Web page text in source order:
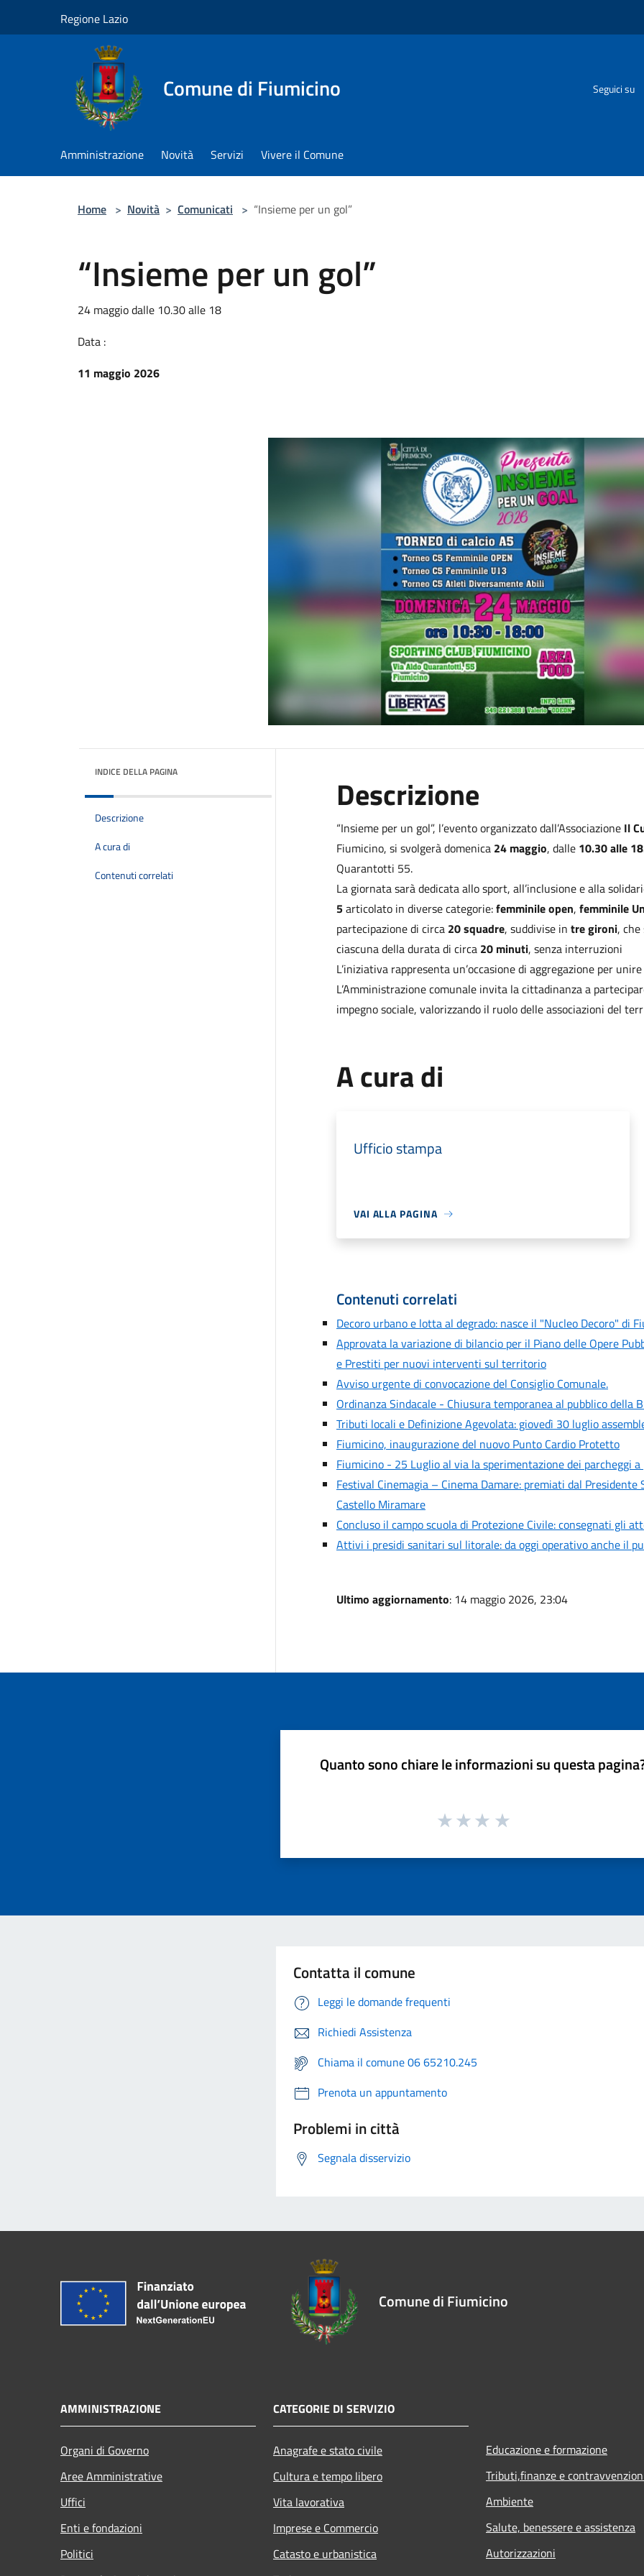
Regione Lazio
Comune di Fiumicino Seguici su
Amministrazione Novità Servizi Vivere il Comune
Home > Novità > Comunicati > “Insieme per un gol”
“Insieme per un gol”
24 maggio dalle 10.30 alle 18
Data :
11 maggio 2026
INDICE DELLA PAGINA
Descrizione
A cura di
Contenuti correlati
Descrizione
“Insieme per un gol”, l’evento organizzato dall’Associazione Il
Fiumicino, si svolgerà domenica 24 maggio, dalle 10.30 alle
Quarantotti 55.
La giornata sarà dedicata allo sport, all’inclusione e alla
5articolato in diverse categorie:femminile open, femminile
partecipazione di circa 20 squadre, suddivise in tre gironi,
ciascuna della durata di circa 20 minuti, senza interruzioni
L’iniziativa rappresenta un’occasione di aggregazione per
L’Amministrazione comunale invita la cittadinanza a
impegno sociale, valorizzando il ruolo delle associazioni del
A cura di
Ufficio stampa
VAI ALLA PAGINA
Contenuti correlati
Decoro urbano e lotta al degrado: nasce il "Nucleo Decoro" di
Approvata la variazione di bilancio per il Piano delle Opere
e Prestiti per nuovi interventi sul territorio
Avviso urgente di convocazione del Consiglio Comunale.
Ordinanza Sindacale - Chiusura temporanea al pubblico della
Tributi locali e Definizione Agevolata: giovedì 30 luglio
Fiumicino, inaugurazione del nuovo Punto Cardio Protetto
Fiumicino - 25 Luglio al via la sperimentazione dei parcheggi a
Festival Cinemagia – Cinema Damare: premiati dal
Castello Miramare
Concluso il campo scuola di Protezione Civile: consegnati gli
Attivi i presidi sanitari sul litorale: da oggi operativo anche il
Ultimo aggiornamento: 14 maggio 2026, 23:04
Quanto sono chiare le informazioni su questa
Contatta il comune
Leggi le domande frequenti
Richiedi Assistenza
Chiama il comune 06 65210.245
Prenota un appuntamento
Problemi in città
Segnala disservizio
Comune di Fiumicino
AMMINISTRAZIONE
Organi di Governo
Aree Amministrative
Uffici
Enti e fondazioni
Politici
CATEGORIE DI SERVIZIO
Anagrafe e stato civile
Cultura e tempo libero
Vita lavorativa
Imprese e Commercio
Catasto e urbanistica
Educazione e formazione
Tributi,finanze e
Ambiente
Salute, benessere e assistenza
Autorizzazioni